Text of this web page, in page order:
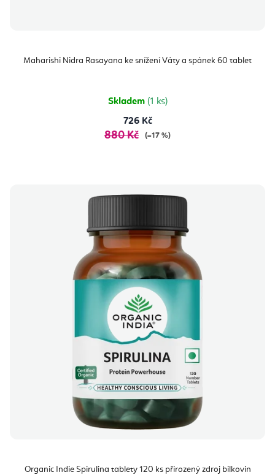
Maharishi Nidra Rasayana ke snížení Váty a spánek 60 tablet
Skladem (1 ks)
726 Kč
880 Kč (–17 %)
Organic Indie Spirulina tablety 120 ks přirozený zdroj bílkovin